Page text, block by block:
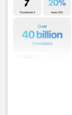
Bên cạnh Apple